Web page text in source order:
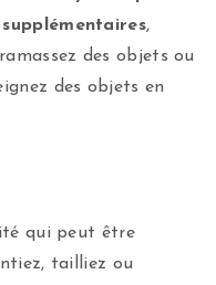
,
des objets ou
des objets en
qui peut être
tailliez ou